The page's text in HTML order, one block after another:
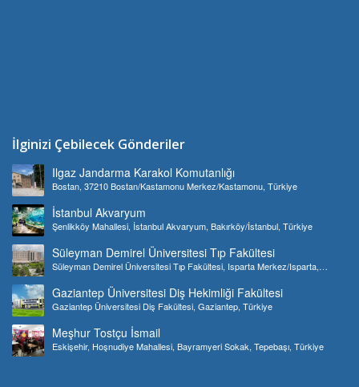
İlginizi Çebilecek Gönderiler
Ilgaz Jandarma Karakol Komutanlığı
Bostan, 37210 Bostan/Kastamonu Merkez/Kastamonu, Türkiye
İstanbul Akvaryum
Şenlikköy Mahallesi, İstanbul Akvaryum, Bakırköy/İstanbul, Türkiye
Süleyman Demirel Üniversitesi Tıp Fakültesi
Süleyman Demirel Üniversitesi Tıp Fakültesi, Isparta Merkez/Isparta,
Gaziantep Üniversitesi Diş Hekimliği Fakültesi
Gaziantep Üniversitesi Diş Fakültesi, Gaziantep, Türkiye
Meşhur Tostçu İsmail
Eskişehir, Hoşnudiye Mahallesi, Bayramyeri Sokak, Tepebaşı, Türkiye